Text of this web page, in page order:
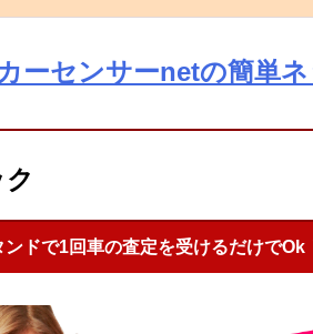
カーセンサーnetの簡単
ドで1回車の査定を受けるだけでOk